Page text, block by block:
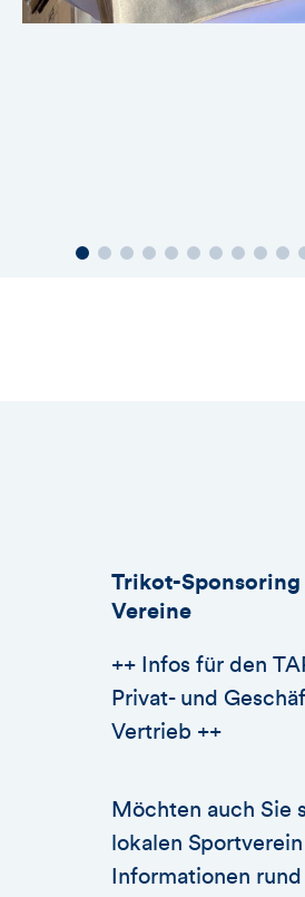
Trikot-
Vereine
++ Infos für den
Privat- und
Vertrieb ++
Möchten auch Sie
lokalen
Informationen